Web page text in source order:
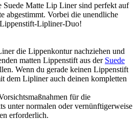
Suede Matte Lip Liner sind perfekt auf
abgestimmt. Vorbei die unendliche
Lipliner-Duo!
die Lippenkontur nachziehen und
matten Lippenstift aus der Suede
Wenn du gerade keinen Lippenstift
dem Lipliner auch deinen kompletten
für die
unter normalen oder vernünftigerweise
erforderlich.